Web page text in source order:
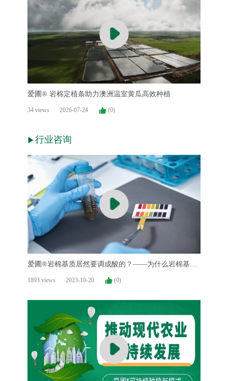
爱圃® 岩棉定植条助力澳洲温室黄瓜高效种植
34 views 2026-07-24 (0)
行业咨询
爱圃®岩棉基质居然要调成酸的？——为什么岩棉基质
1893 views 2023-10-20 (0)